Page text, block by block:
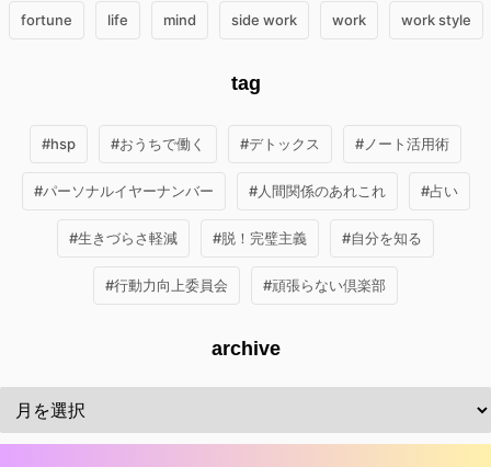
fortune life mind side work work work style
tag
#hsp #おうちで働く #デトックス #ノート活用術
#パーソナルイヤーナンバー #人間関係のあれこれ #占い
#生きづらさ軽減 #脱！完璧主義 #自分を知る
#行動力向上委員会 #頑張らない倶楽部
archive